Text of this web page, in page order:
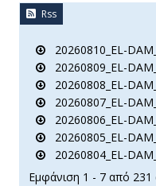
Rss
20260810_EL-
20260809_EL-
20260808_EL-
20260807_EL-
20260806_EL-
20260805_EL-
20260804_EL-
Εμφάνιση 1 - 7 από 231